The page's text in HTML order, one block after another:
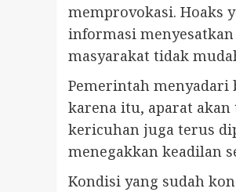
memprovokasi. Hoaks
informasi
masyarakat tidak
Pemerintah menyadari
karena itu, aparat
kericuhan juga terus
menegakkan keadilan
Kondisi yang sudah